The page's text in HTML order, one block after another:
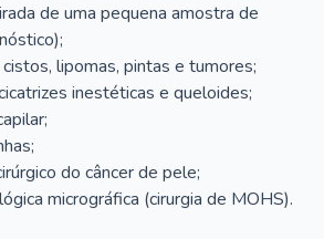
de uma pequena amostra de
lipomas, pintas e tumores;
inestéticas e queloides;
do câncer de pele;
micrográfica (cirurgia de MOHS).